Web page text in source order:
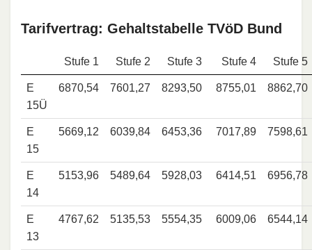
Tarifvertrag: Gehaltstabelle TVöD Bund
Stufe 1 Stufe 2 Stufe 3 Stufe 4 Stufe 5
E
15Ü
6870,54 7601,27 8293,50 8755,01 8862,70
E
15
5669,12 6039,84 6453,36 7017,89 7598,61
E
14
5153,96 5489,64 5928,03 6414,51 6956,78
E
13
4767,62 5135,53 5554,35 6009,06 6544,14